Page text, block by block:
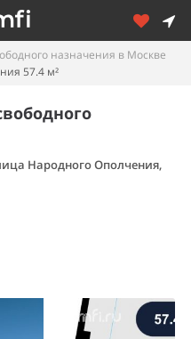
назначения в Москве
57.4 м²
Народного Ополчения,